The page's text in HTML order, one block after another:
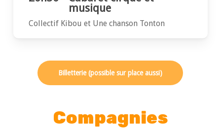
musique
Collectif Kibou et Une chanson Tonton
Billetterie (possible sur place aussi)
Compagnies